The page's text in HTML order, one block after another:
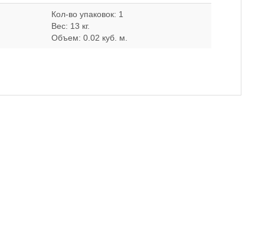
Кол-во упаковок: 1
Вес: 13 кг.
Объем: 0.02 куб. м.